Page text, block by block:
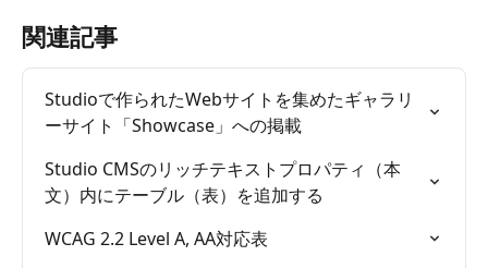
関連記事
Studioで作られたWebサイトを集めたギャラリ
ーサイト「Showcase」への掲載
Studio CMSのリッチテキストプロパティ（本
文）内にテーブル（表）を追加する
WCAG 2.2 Level A, AA対応表